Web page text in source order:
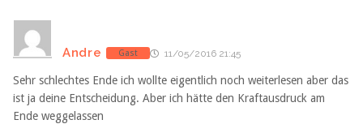
Andre Gast 11/05/2016 21:45
Sehr schlechtes Ende ich wollte eigentlich noch weiterlesen aber das
ist ja deine Entscheidung. Aber ich hätte den Kraftausdruck am
Ende weggelassen